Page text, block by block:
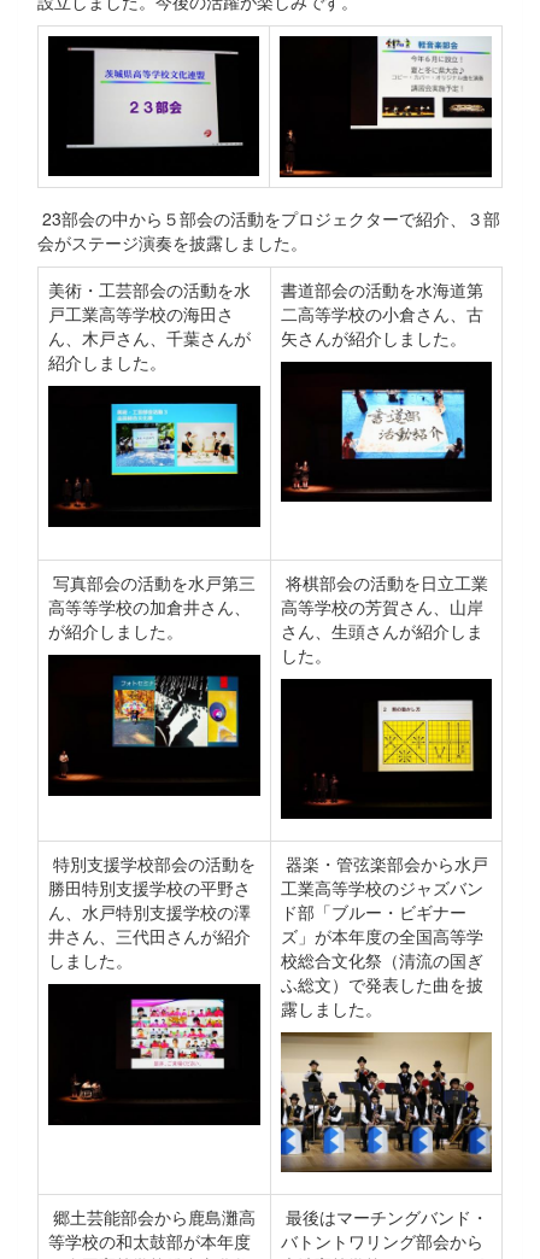
23部会の中から５部会の活動をプロジェクターで紹介、３部
会がステージ演奏を披露しました。
美術・工芸部会の活動を水
戸工業高等学校の海田さ
ん、木戸さん、千葉さんが
紹介しました。
書道部会の活動を水海道第
二高等学校の小倉さん、古
矢さんが紹介しました。
写真部会の活動を水戸第三
高等等学校の加倉井さん、
が紹介しました。
将棋部会の活動を日立工業
高等学校の芳賀さん、山岸
さん、生頭さんが紹介しま
した。
特別支援学校部会の活動を
勝田特別支援学校の平野さ
ん、水戸特別支援学校の澤
井さん、三代田さんが紹介
しました。
器楽・管弦楽部会から水戸
工業高等学校のジャズバン
ド部「ブルー・ビギナー
ズ」が本年度の全国高等学
校総合文化祭（清流の国ぎ
ふ総文）で発表した曲を披
露しました。
郷土芸能部会から鹿島灘高
等学校の和太鼓部が本年度
最後はマーチングバンド・
バトントワリング部会から